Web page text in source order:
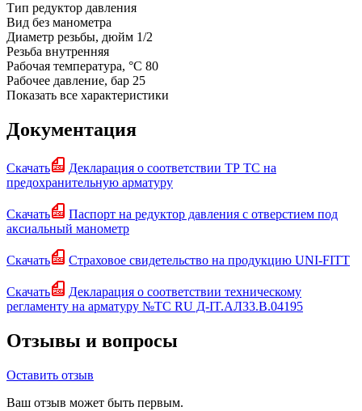
Тип редуктор давления
Вид без манометра
Диаметр резьбы, дюйм 1/2
Резьба внутренняя
Рабочая температура, °C 80
Рабочее давление, бар 25
Показать все характеристики
Документация
Скачать
Декларация о соответствии ТР ТС на
предохранительную арматуру
Скачать
Паспорт на редуктор давления с отверстием под
аксиальный манометр
Скачать Страховое свидетельство на продукцию UNI-FITT
Скачать
Декларация о соответствии техническому
регламенту на арматуру №ТС RU Д-IT.АЛ33.В.04195
Отзывы и вопросы
Оставить отзыв
Ваш отзыв может быть первым.